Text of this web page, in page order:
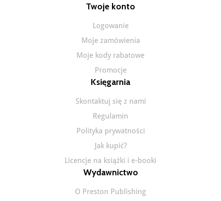
Twoje konto
Logowanie
Moje zamówienia
Moje kody rabatowe
Promocje
Księgarnia
Skontaktuj się z nami
Regulamin
Polityka prywatności
Jak kupić?
Licencje na książki i e-booki
Wydawnictwo
O Preston Publishing